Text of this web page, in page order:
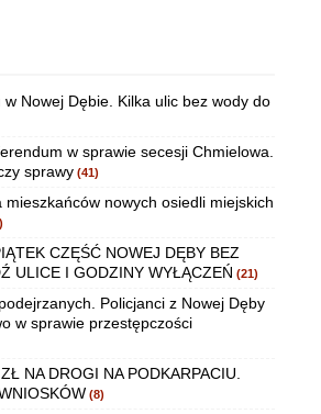
Nowej Dębie. Kilka ulic bez wody do
w sprawie secesji Chmielowa.
sprawy (41)
mieszkańców nowych osiedli miejskich
CZĘŚĆ NOWEJ DĘBY BEZ
ULICE I GODZINY WYŁĄCZEŃ (21)
Policjanci z Nowej Dęby
w sprawie przestępczości
NA DROGI NA PODKARPACIU.
(8)